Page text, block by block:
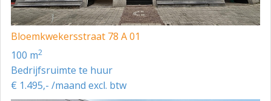
Bloemkwekersstraat 78 A 01
100 m2
Bedrijfsruimte te huur
€ 1.495,- /maand excl. btw